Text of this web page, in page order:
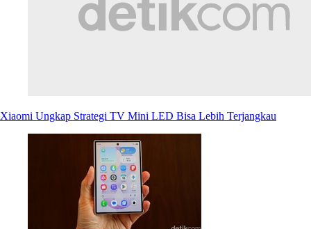
Xiaomi Ungkap Strategi TV Mini LED Bisa Lebih Terjangkau